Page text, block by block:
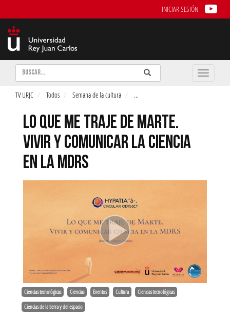
INICIAR SESIÓN
Buscar Enviar
Buscar
Toggle
TV URJC Todos Semana de la cultura ...
LO QUE ME TRAJE DE MARTE.
VIVIR Y COMUNICAR LA CIENCIA
EN LA MDRS
Ciencias tecnológicas Ciencias Eventos Cultura Ciencias tecnológicas
Ciencias de la tierra y del espacio